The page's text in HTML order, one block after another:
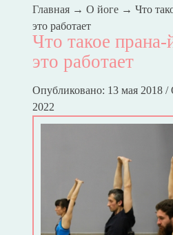
Главная→ О йоге→ Что
это работает
Что такое прана-
это работает
Опубликовано: 13 мая 2018 /
2022